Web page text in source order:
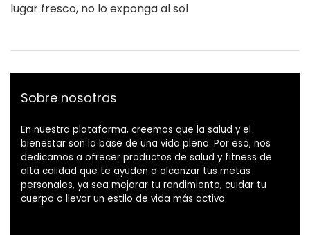
lugar fresco, no lo exponga al sol
Sobre nosotras
En nuestra plataforma, creemos que la salud y el
bienestar son la base de una vida plena. Por eso, nos
dedicamos a ofrecer productos de salud y fitness de
alta calidad que te ayuden a alcanzar tus metas
personales, ya sea mejorar tu rendimiento, cuidar tu
cuerpo o llevar un estilo de vida más activo.